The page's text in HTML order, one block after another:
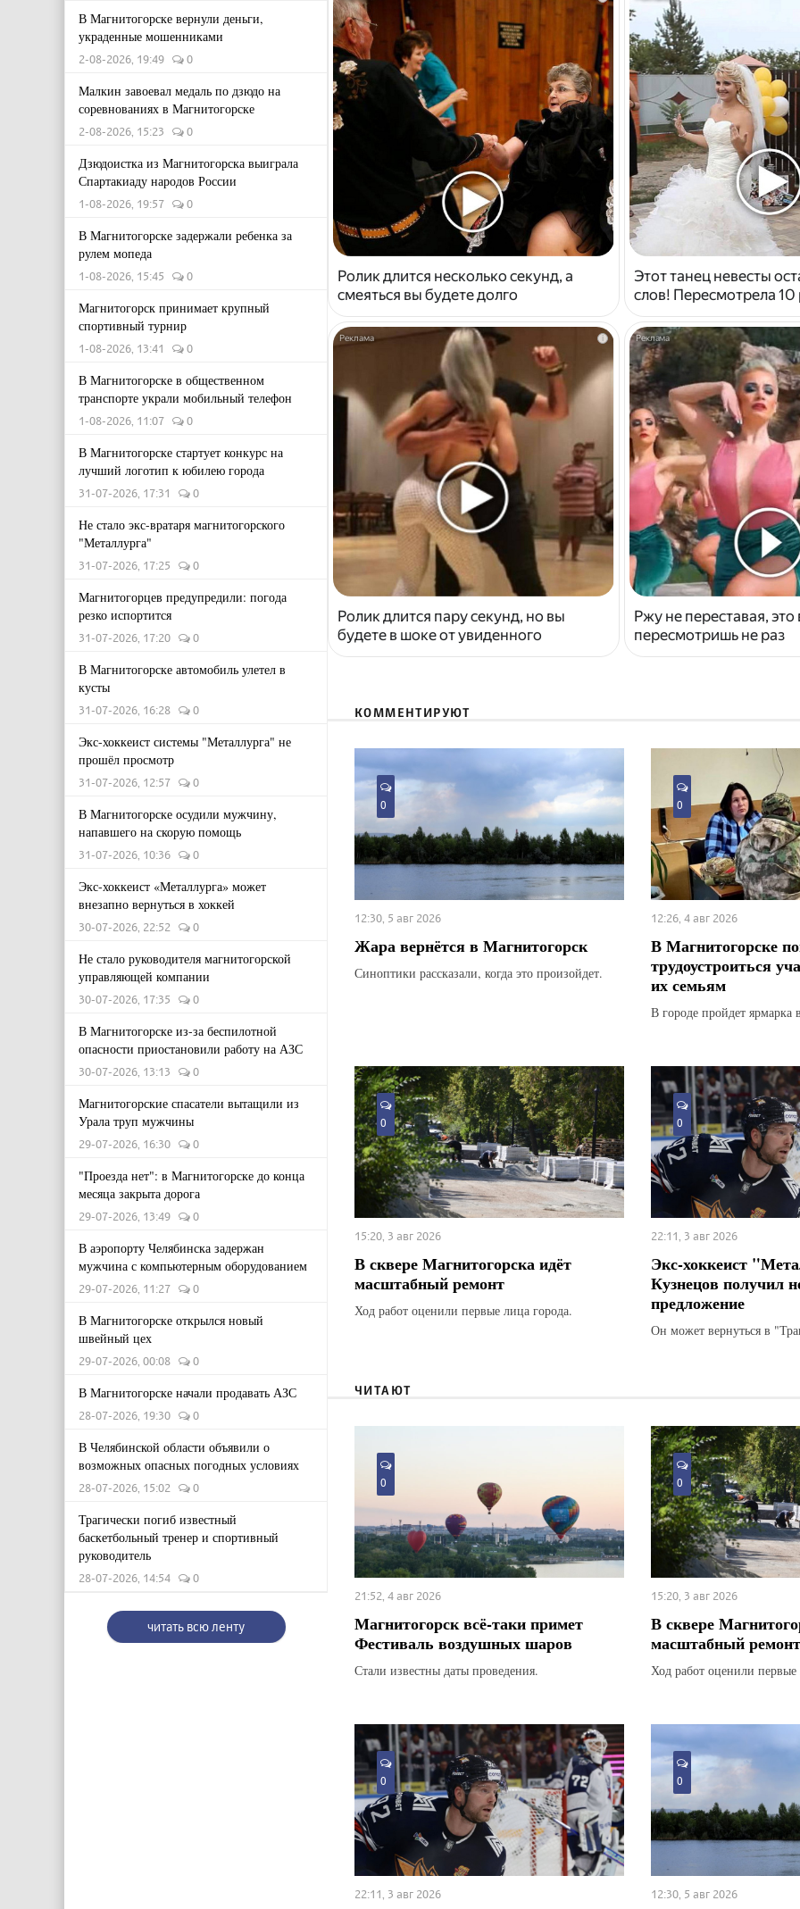
В Магнитогорске вернули деньги,
украденные мошенниками
2-08-2026, 19:49 0
Малкин завоевал медаль по дзюдо на
соревнованиях в Магнитогорске
2-08-2026, 15:23 0
Дзюдоистка из Магнитогорска выиграла
Спартакиаду народов России
1-08-2026, 19:57 0
В Магнитогорске задержали ребенка за
рулем мопеда
1-08-2026, 15:45 0
Магнитогорск принимает крупный
спортивный турнир
1-08-2026, 13:41 0
В Магнитогорске в общественном
транспорте украли мобильный телефон
1-08-2026, 11:07 0
В Магнитогорске стартует конкурс на
лучший логотип к юбилею города
31-07-2026, 17:31 0
Не стало экс-вратаря магнитогорского
"Металлурга"
31-07-2026, 17:25 0
Магнитогорцев предупредили: погода
резко испортится
31-07-2026, 17:20 0
В Магнитогорске автомобиль улетел в
кусты
31-07-2026, 16:28 0
Экс-хоккеист системы "Металлурга" не
прошёл просмотр
31-07-2026, 12:57 0
В Магнитогорске осудили мужчину,
напавшего на скорую помощь
31-07-2026, 10:36 0
Экс-хоккеист «Металлурга» может
внезапно вернуться в хоккей
30-07-2026, 22:52 0
Не стало руководителя магнитогорской
управляющей компании
30-07-2026, 17:35 0
В Магнитогорске из-за беспилотной
опасности приостановили работу на АЗС
30-07-2026, 13:13 0
Магнитогорские спасатели вытащили из
Урала труп мужчины
29-07-2026, 16:30 0
"Проезда нет": в Магнитогорске до конца
месяца закрыта дорога
29-07-2026, 13:49 0
В аэропорту Челябинска задержан
мужчина с компьютерным оборудованием
29-07-2026, 11:27 0
В Магнитогорске открылся новый
швейный цех
29-07-2026, 00:08 0
В Магнитогорске начали продавать АЗС
28-07-2026, 19:30 0
В Челябинской области объявили о
возможных опасных погодных условиях
28-07-2026, 15:02 0
Трагически погиб известный
баскетбольный тренер и спортивный
руководитель
28-07-2026, 14:54 0
читать всю ленту
Ролик длится несколько секунд, а
смеяться вы будете долго
Этот танец невесты
слов! Пересмотрела 10
i
Ролик длится пару секунд, но вы
будете в шоке от увиденного
Ржу не переставая, это
пересмотришь не раз
КОММЕНТИРУЮТ
0
12:30, 5 авг 2026
Жара вернётся в Магнитогорск
Синоптики рассказали, когда это произойдет.
0
12:26, 4 авг 2026
В Магнитогорске
трудоустроиться
их семьям
В городе пройдет ярмарка
0
15:20, 3 авг 2026
В сквере Магнитогорска идёт
масштабный ремонт
Ход работ оценили первые лица города.
0
22:11, 3 авг 2026
Экс-хоккеист
Кузнецов получил
предложение
Он может вернуться в
ЧИТАЮТ
0
21:52, 4 авг 2026
Магнитогорск всё-таки примет
Фестиваль воздушных шаров
Стали известны даты проведения.
0
15:20, 3 авг 2026
В сквере
масштабный ремонт
Ход работ оценили первые
0
22:11, 3 авг 2026
0
12:30, 5 авг 2026